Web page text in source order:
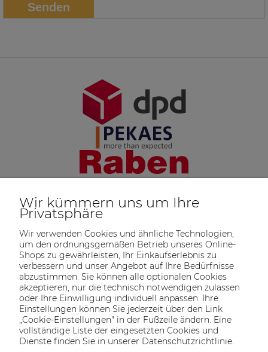
Senden
SOLTECH
SHOP
ANGEBOT INFORMATIONEN
KONTAKT
Wir kümmern uns um Ihre
Privatsphäre
Wir verwenden Cookies und ähnliche Technologien,
um den ordnungsgemäßen Betrieb unseres Online-
Shops zu gewährleisten, Ihr Einkaufserlebnis zu
verbessern und unser Angebot auf Ihre Bedürfnisse
abzustimmen. Sie können alle optionalen Cookies
akzeptieren, nur die technisch notwendigen zulassen
oder Ihre Einwilligung individuell anpassen. Ihre
Einstellungen können Sie jederzeit über den Link
„Cookie-Einstellungen" in der Fußzeile ändern. Eine
vollständige Liste der eingesetzten Cookies und
Dienste finden Sie in unserer Datenschutzrichtlinie.